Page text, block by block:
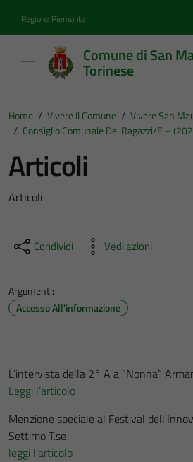
Regione Piemonte
Comune di San
Torinese
Home / Vivere Il Comune / Vivere San
/ Consiglio Comunale Dei Ragazzi/e –
Articoli
Articoli
Condividi Vedi azioni
Argomenti:
Accesso All'informazione
L’intervista della 2° A a “Nonna”
Leggi l’articolo
Menzione speciale al Festival
Settimo T.se
leggi l’articolo